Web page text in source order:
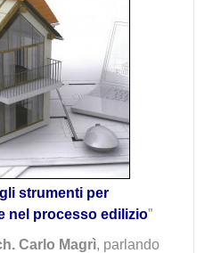
strumenti per
nel processo edilizio”
Carlo Magrì, parlando